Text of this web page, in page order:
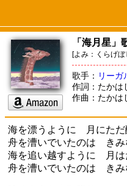
「海月星」
[よみ：くらげぼ
歌手： リーガ
作詞：たかは
作曲：たかは
海を漂うように 月にただ
舟を漕いでいたのは き
海を追い越すように 月は
舟を漕いでいたのは き